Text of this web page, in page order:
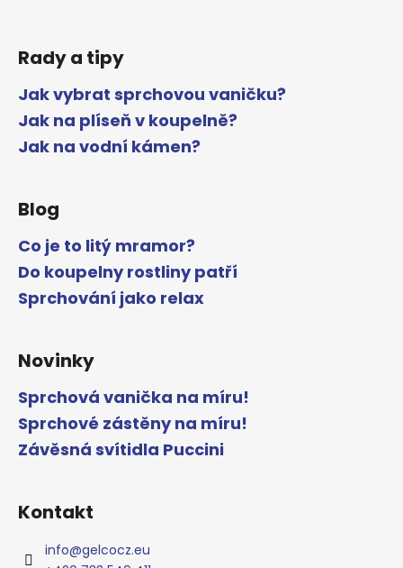
Rady a tipy
Jak vybrat sprchovou vaničku?
Jak na plíseň v koupelně?
Jak na vodní kámen?
Blog
Co je to litý mramor?
Do koupelny rostliny patří
Sprchování jako relax
Novinky
Sprchová vanička na míru!
Sprchové zástěny na míru!
Závěsná svítidla Puccini
Kontakt
info@gelcocz.eu